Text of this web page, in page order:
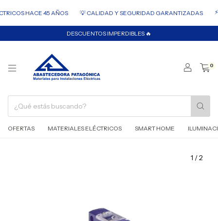
HACE 45 AÑOS 💡 CALIDAD Y SEGURIDAD GARANTIZADAS ⚡
DESCUENTOS IMPERDIBLES 🔥
0
OFERTAS MATERIALES ELÉCTRICOS SMART HOME
1 /2